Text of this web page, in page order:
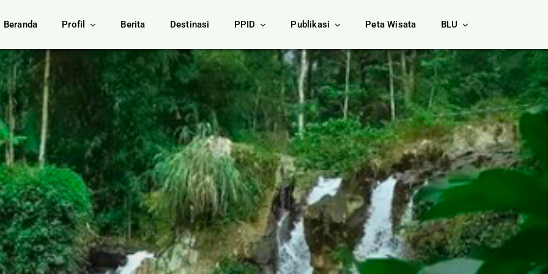
Beranda Profil Berita Destinasi PPID Publikasi Peta Wisata BLU